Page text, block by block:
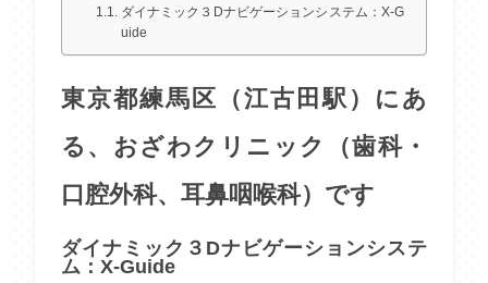
ダイナミック３Dナビゲーションシステム：X-G
uide
東京都練馬区（江古田駅）にあ
る、おざわクリニック（歯科・
口腔外科、耳鼻咽喉科）です
ダイナミック３Dナビゲーションシステ
ム：X-Guide